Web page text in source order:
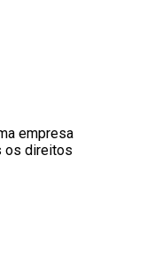
empresa
os direitos